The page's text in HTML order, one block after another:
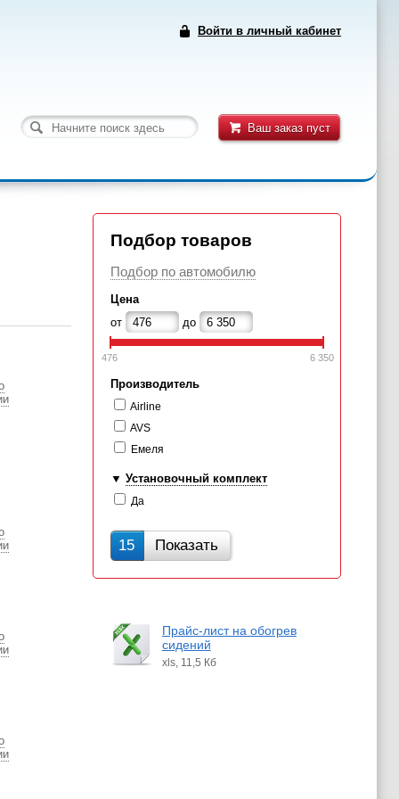
Войти в личный кабинет
Ваш заказ пуст
Подбор товаров
Подбор по автомобилю
Цена
от
до
476 6 350
Производитель
Airline
AVS
Емеля
Установочный комплект
Да
15 Показать
Прайс-лист на обогрев
сидений
xls, 11,5 Кб